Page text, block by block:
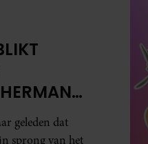
geleden dat
sprong van het